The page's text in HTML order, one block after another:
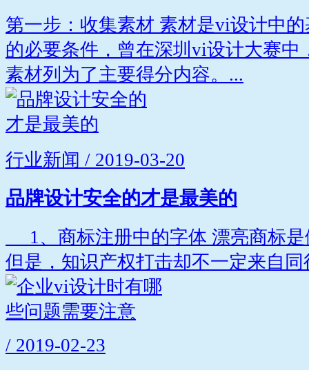
第一步：收集素材 素材是vi设计中
的必要条件，曾在深圳vi设计大赛
素材列为了主要得分内容。...
行业新闻 / 2019-03-20
品牌设计安全的才是最美的
1、商标注册中的字体 漂亮商标是
但是，知识产权打击却不一定来自
/ 2019-02-23